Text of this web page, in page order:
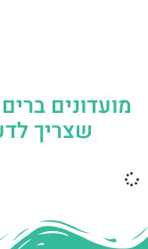
מועדונים
שצריך